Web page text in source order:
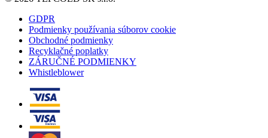
GDPR
Podmienky používania súborov cookie
Obchodné podmienky
Recyklačné poplatky
ZÁRUČNÉ PODMIENKY
Whistleblower